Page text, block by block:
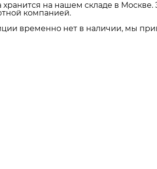
хранится на нашем складе в
компанией.
временно нет в наличии, мы